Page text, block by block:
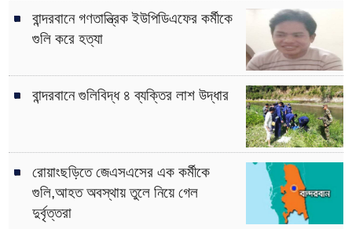
বান্দরবানে গণতান্ত্রিক ইউপিডিএফের কর্মীকে
গুলি করে হত্যা
বান্দরবানে গুলিবিদ্ধ ৪ ব্যক্তির লাশ উদ্ধার
রোয়াংছড়িতে জেএসএসের এক কর্মীকে
গুলি,আহত অবস্থায় তুলে নিয়ে গেল
দুর্বৃত্তরা